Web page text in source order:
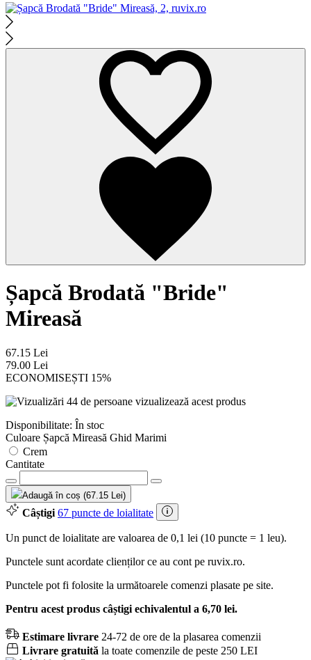
Șapcă Brodată "Bride"
Mireasă
67.15 Lei
79.00 Lei
ECONOMISEȘTI 15%
44 de persoane vizualizează acest produs
Disponibilitate: În stoc
Culoare Șapcă Mireasă Ghid Marimi
Crem
Cantitate
Adaugă în coș (67.15 Lei)
Câștigi 67 puncte de loialitate
Un punct de loialitate are valoarea de 0,1 lei (10 puncte = 1 leu).
Punctele sunt acordate clienților ce au cont pe ruvix.ro.
Punctele pot fi folosite la următoarele comenzi plasate pe site.
Pentru acest produs câștigi echivalentul a 6,70 lei.
Estimare livrare 24-72 de ore de la plasarea comenzii
Livrare gratuită la toate comenzile de peste 250 LEI